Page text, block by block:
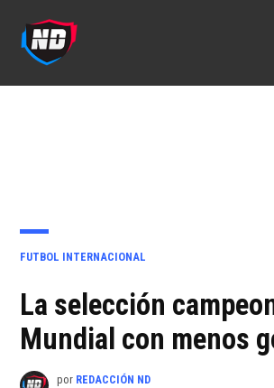
contenido
PUBLICADO
FUTBOL INTERNACIONAL
La selección
Mundial con menos
por REDACCIÓN ND